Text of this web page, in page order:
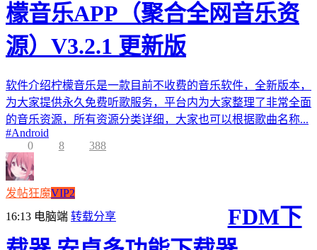
檬音乐APP（聚合全网音乐资
源）V3.2.1 更新版
软件介绍柠檬音乐是一款目前不收费的音乐软件，全新版本，
为大家提供永久免费听歌服务，平台内为大家整理了非常全面
的音乐资源，所有资源分类详细，大家也可以根据歌曲名称...
#Android
0
8 388
发帖狂魔VIP2
16:13 电脑端 转载分享
FDM下